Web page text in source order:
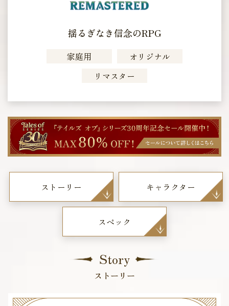
揺るぎなき信念のRPG
家庭用
オリジナル
リマスター
ストーリー キャラクター
スペック
Story
ストーリー